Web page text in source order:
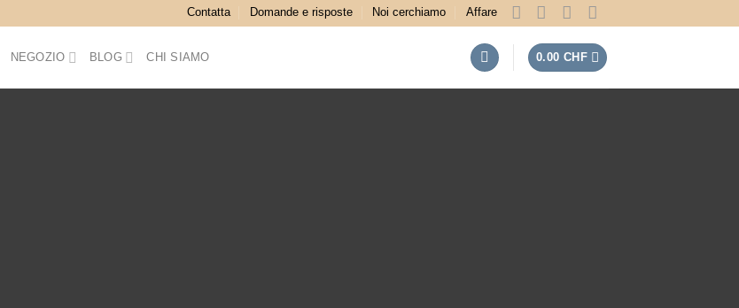
Contatta Domande e risposte Noi cerchiamo Affare
NEGOZIO BLOG CHI SIAMO 0.00 CHF